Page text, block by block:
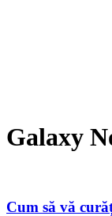
Galaxy
Cum să vă